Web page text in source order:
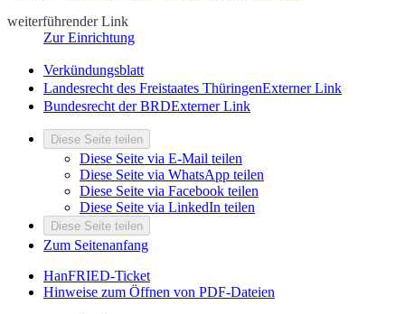
weiterführender Link
Zur Einrichtung
Verkündungsblatt
Landesrecht des Freistaates ThüringenExterner Link
Bundesrecht der BRDExterner Link
Diese Seite teilen
Diese Seite via E-Mail teilen
Diese Seite via WhatsApp teilen
Diese Seite via Facebook teilen
Diese Seite via LinkedIn teilen
Diese Seite teilen
Zum Seitenanfang
HanFRIED-Ticket
Hinweise zum Öffnen von PDF-Dateien